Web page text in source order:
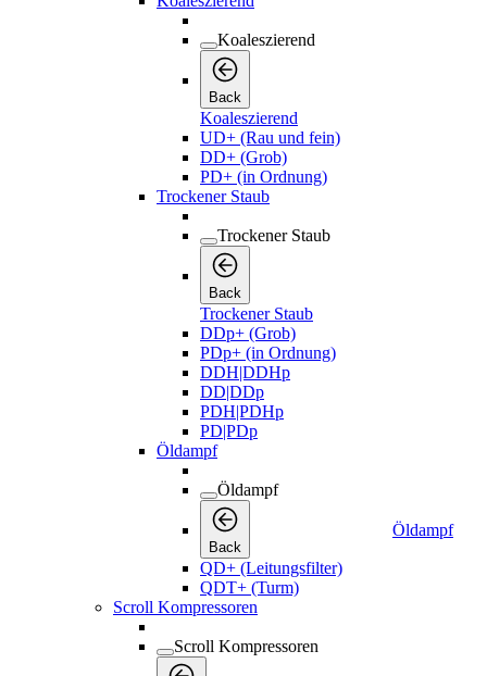
Koaleszierend
Back
Koaleszierend
UD+ (Rau und fein)
DD+ (Grob)
PD+ (in Ordnung)
Trockener Staub
Trockener Staub
Back
Trockener Staub
DDp+ (Grob)
PDp+ (in Ordnung)
DDH|DDHp
DD|DDp
PDH|PDHp
PD|PDp
Öldampf
Öldampf
Back
Öldampf
QD+ (Leitungsfilter)
QDT+ (Turm)
Scroll Kompressoren
Scroll Kompressoren